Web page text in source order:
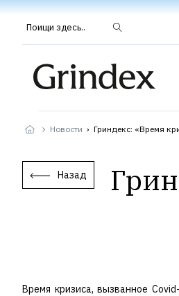
Поищи здесь..
Новости › Гриндекс: «Время
Назад
Время кризиса, вызванное